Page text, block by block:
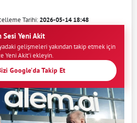
Tarihi:2026-05-14 18:48
Yeni Akit
gelişmeleri yakından takip etmek için
Yeni Akit'i ekleyin.
Google'da Takip Et